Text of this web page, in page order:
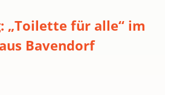
„Toilette für alle“ im
Bavendorf